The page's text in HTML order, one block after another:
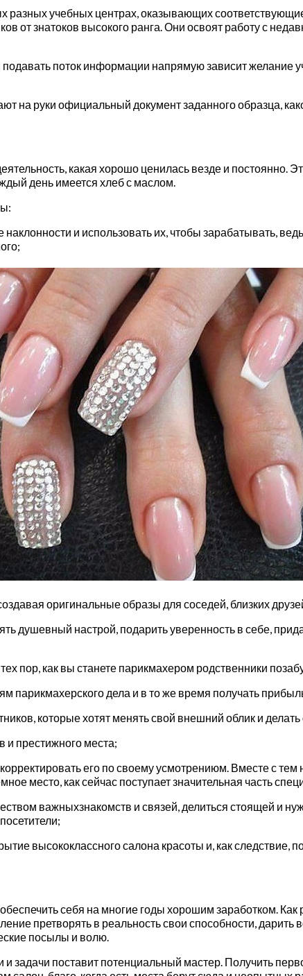
учебных центрах, оказывающих
от знатоков высокого ранга. Они освоят работу с
поток информации напрямую зависит желание
на руки официальный документ заданного образца,
какая хорошо ценилась везде и постоянно.
день имеется хлеб с маслом.
и использовать их, чтобы зарабатывать,
оригинальные образы для соседей, близких
душевный настрой, подарить уверенность в себе,
пор, как вы станете парикмахером родственники
парикмахерского дела и в то же время получать
которые хотят менять свой внешний облик и
и престижного места;
его по своему усмотрениюм. Вместе с
место, как сейчас поступает значительная часть
важныхзнакомств и связей, делиться стоящей и
высококлассного салона красоты и, как следствие,
себя на многие годы хорошим заработком.
претворять в реальность свои способности, дарить
посылы и волю.
и задачи поставит потенциальный мастер. Получить